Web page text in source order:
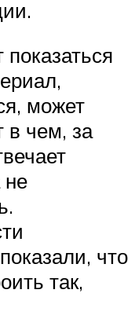
может
чем, за
не
что
так,